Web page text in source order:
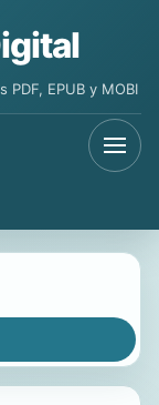
EPUB y MOBI